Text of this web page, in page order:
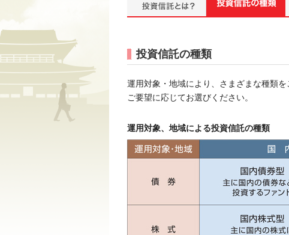
投資信託の種類
運用対象・地域により、さまざまな種類を
ご要望に応じてお選びください。
運用対象、地域による投資信託の種類